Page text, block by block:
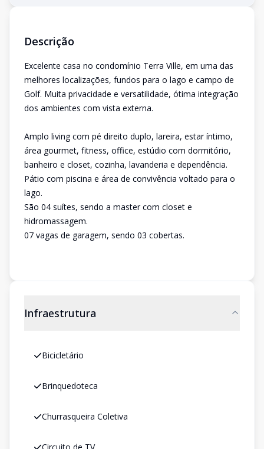
Descrição
Excelente casa no condomínio Terra Ville, em uma das
melhores localizações, fundos para o lago e campo de
Golf. Muita privacidade e versatilidade, ótima integração
dos ambientes com vista externa.
Amplo living com pé direito duplo, lareira, estar íntimo,
área gourmet, fitness, office, estúdio com dormitório,
banheiro e closet, cozinha, lavanderia e dependência.
Pátio com piscina e área de convivência voltado para o
lago.
São 04 suítes, sendo a master com closet e
hidromassagem.
07 vagas de garagem, sendo 03 cobertas.
Infraestrutura
Bicicletário
Brinquedoteca
Churrasqueira Coletiva